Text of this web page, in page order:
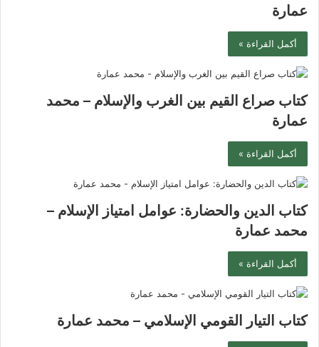
عمارة
أكمل القراءة »
كتاب صراع القيم بين الغرب والإسلام – محمد
عمارة
أكمل القراءة »
كتاب الدين والحضارة: عوامل امتياز الإسلام –
محمد عمارة
أكمل القراءة »
كتاب التيار القومي الإسلامي – محمد عمارة